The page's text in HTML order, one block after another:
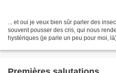
... et oui je veux bien sûr parler des
souvent pousser des cris, qui nous
hystériques (je parle un peu pour moi,